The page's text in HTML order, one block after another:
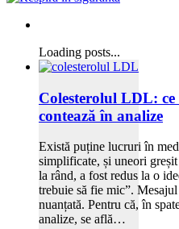
Loading posts...
Colesterolul LDL: ce
contează în analize
Există puține lucruri în
simplificate, și uneori
la rând, a fost redus la o
trebuie să fie mic”.
nuanțată. Pentru că, în
analize, se află…